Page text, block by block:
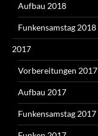
Aufbau 2018
Funkensamstag 2018
2017
Vorbereitungen 2017
Aufbau 2017
Funkensamstag 2017